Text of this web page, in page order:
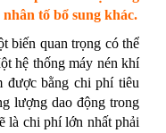
tố bổ sung khác.
biến quan trọng có thể
hệ thống máy nén khí
được bằng chi phí tiêu
lượng dao động trong
là chi phí lớn nhất phải